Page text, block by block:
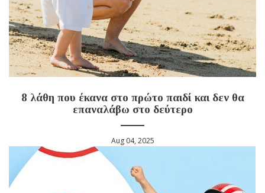
8 λάθη που έκανα στο πρώτο παιδί και δεν θα
επαναλάβω στο δεύτερο
Aug 04, 2025